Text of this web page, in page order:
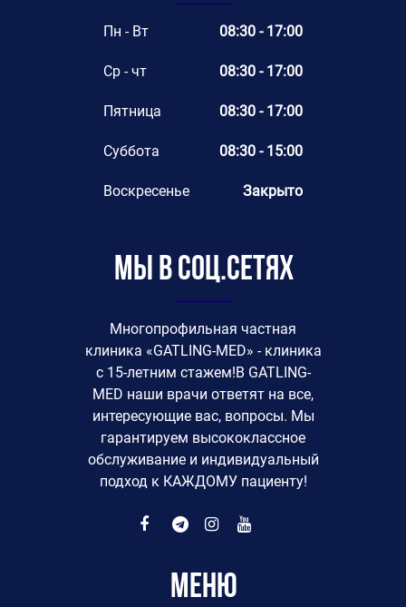
Пн - Вт 08:30 - 17:00
Ср - чт 08:30 - 17:00
Пятница 08:30 - 17:00
Суббота 08:30 - 15:00
Воскресенье Закрыто
Мы в соц.сетях
Многопрофильная частная
клиника «GATLING-MED» - клиника
с 15-летним стажем!В GATLING-
MED наши врачи ответят на все,
интересующие вас, вопросы. Мы
гарантируем высококлассное
обслуживание и индивидуальный
подход к КАЖДОМУ пациенту!
Меню